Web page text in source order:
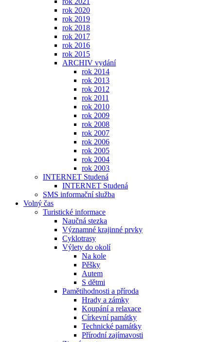
rok 2020
rok 2019
rok 2018
rok 2017
rok 2016
rok 2015
ARCHIV vydání
rok 2014
rok 2013
rok 2012
rok 2011
rok 2010
rok 2009
rok 2008
rok 2007
rok 2006
rok 2005
rok 2004
rok 2003
INTERNET Studená
INTERNET Studená
SMS informační služba
Volný čas
Turistické informace
Naučná stezka
Významné krajinné prvky
Cyklotrasy
Výlety do okolí
Na kole
Pěšky
Autem
S dětmi
Pamětihodnosti a příroda
Hrady a zámky
Koupání a relaxace
Církevní památky
Technické památky
Přírodní zajímavosti